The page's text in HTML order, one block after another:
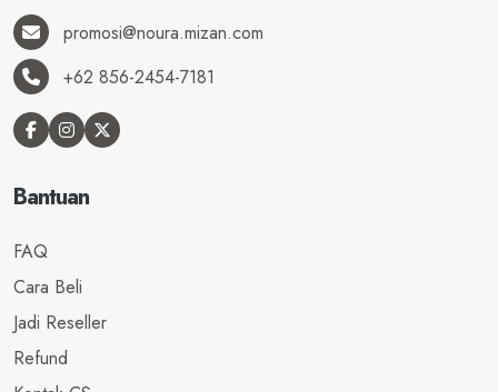
promosi@noura.mizan.com
+62 856-2454-7181
Bantuan
FAQ
Cara Beli
Jadi Reseller
Refund